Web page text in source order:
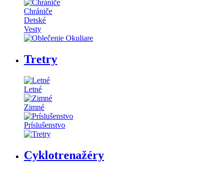
Chrániče
Detské
Vesty
Tretry
Letné
Zimné
Príslušenstvo
Cyklotrenažéry